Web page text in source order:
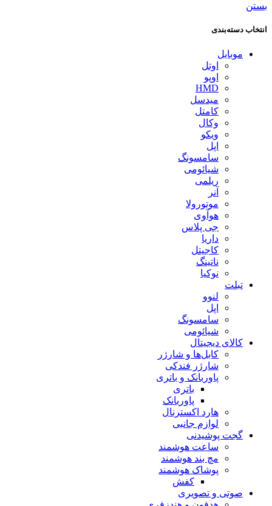
بستن
انتخاب دسته‌بندی
موبایل
اوتل
اوپو
HMD
میدسل
کامتل
وکال
ویکو
اپل
سامسونگ
شیائومی
ریلمی
آنر
موتورولا
هوآوی
جی پلاس
داریا
کاجیتل
ناتینگ
نوکیا
تبلت
لنوو
اپل
سامسونگ
شیائومی
کالای دیجیتال
کابل‌ها و شارژر
شارژر فندکی
پاوربانک و باتری
باتری
پاوربانک
هارد اکسترنال
لوازم جانبی
گجت پوشیدنی
ساعت هوشمند
مچ بند هوشمند
پوشاک هوشمند
کفش
صوتی و تصویری